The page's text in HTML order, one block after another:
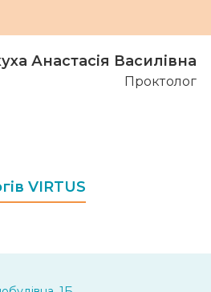
Анастасія Василівна
Проктолог
VIRTUS